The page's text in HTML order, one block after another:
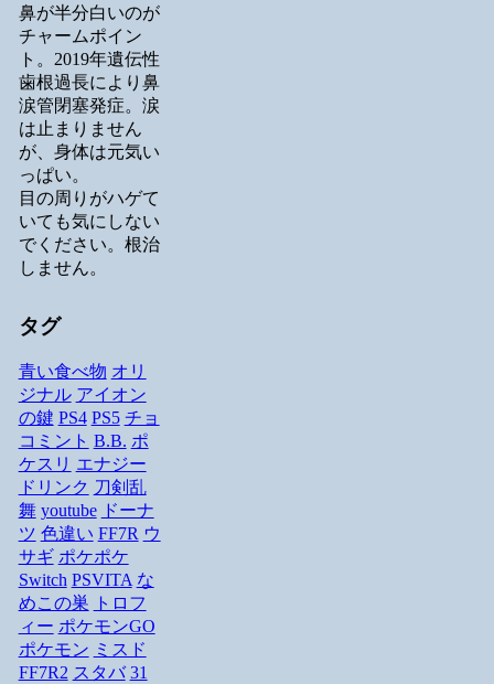
鼻が半分白いのが
チャームポイン
ト。2019年遺伝性
歯根過長により鼻
涙管閉塞発症。涙
は止まりません
が、身体は元気い
っぱい。
目の周りがハゲて
いても気にしない
でください。根治
しません。
タグ
青い食べ物 オリ
ジナル アイオン
の鍵 PS4 PS5 チョ
コミント B.B. ポ
ケスリ エナジー
ドリンク 刀剣乱
舞 youtube ドーナ
ツ 色違い FF7R ウ
サギ ポケポケ
Switch PSVITA な
めこの巣
トロフ
ィー ポケモンGO
ポケモン ミスド
FF7R2 スタバ 31